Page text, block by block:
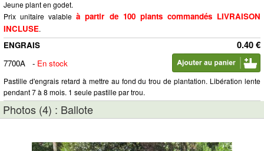
Jeune plant en godet.
Prix unitaire valableà partir de 100 plants commandés LIVRAISON
INCLUSE.
0.40 €
ENGRAIS
7700A
- En stock
Pastille d'engrais retard à mettre au fond du trou de plantation. Libération lente
pendant 7 à 8 mois. 1 seule pastille par trou.
Photos (4) : Ballote